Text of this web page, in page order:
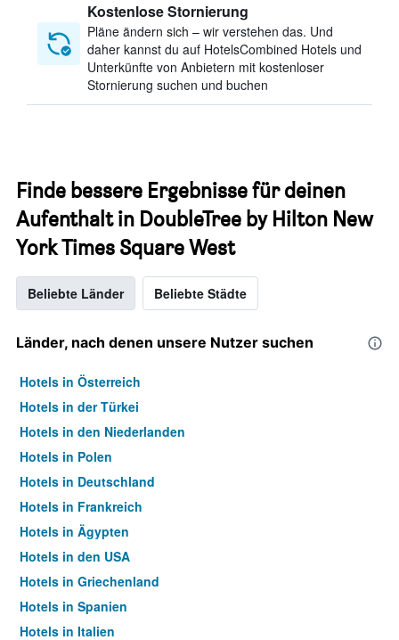
Kostenlose Stornierung
Pläne ändern sich – wir verstehen das. Und
daher kannst du auf HotelsCombined Hotels und
Unterkünfte von Anbietern mit kostenloser
Stornierung suchen und buchen
Finde bessere Ergebnisse für deinen
Aufenthalt in DoubleTree by Hilton New
York Times Square West
Beliebte Länder Beliebte Städte
Länder, nach denen unsere Nutzer suchen
Hotels in Österreich
Hotels in der Türkei
Hotels in den Niederlanden
Hotels in Polen
Hotels in Deutschland
Hotels in Frankreich
Hotels in Ägypten
Hotels in den USA
Hotels in Griechenland
Hotels in Spanien
Hotels in Italien